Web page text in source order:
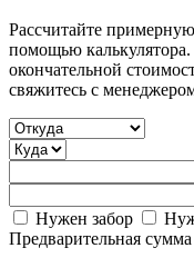
Рассчитайте
помощью калькулятора.
окончательной
свяжитесь с
Нужен забор
Предварительная сумма